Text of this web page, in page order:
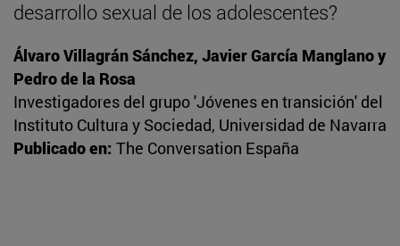
desarrollo sexual de los adolescentes?
Álvaro Villagrán Sánchez, Javier García Manglano y
Pedro de la Rosa
Investigadores del grupo 'Jóvenes en transición' del
Instituto Cultura y Sociedad, Universidad de Navarra
Publicado en: The Conversation España